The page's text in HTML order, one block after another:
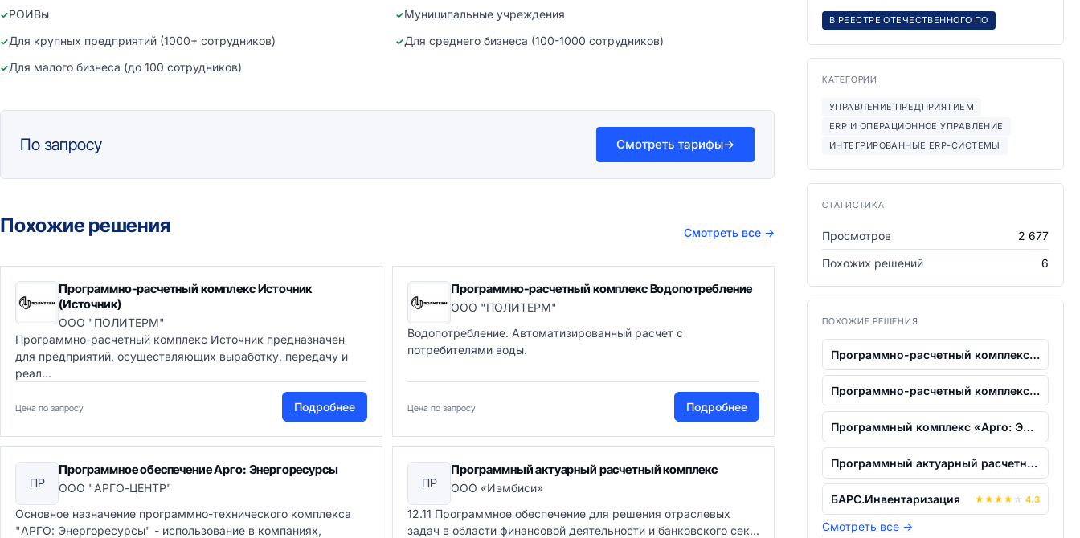
РОИВы
Муниципальные учреждения
Для крупных предприятий (1000+ сотрудников)
Для среднего бизнеса (100-1000 сотрудников)
Для малого бизнеса (до 100 сотрудников)
По запросу Смотреть тарифы→
Похожие решения Смотреть все →
Программно-расчетный комплекс Источник
(Источник)
ООО "ПОЛИТЕРМ"
Программно-расчетный комплекс Источник предназначен
для предприятий, осуществляющих выработку, передачу и
реал...
Цена по запросу Подробнее
Программно-расчетный комплекс Водопотребление
ООО "ПОЛИТЕРМ"
Водопотребление. Автоматизированный расчет с
потребителями воды.
Цена по запросу Подробнее
ПР
Программное обеспечение Арго: Энергоресурсы
ООО "АРГО-ЦЕНТР"
Основное назначение программно-технического комплекса
"АРГО: Энергоресурсы" - использование в компаниях,
ПР
Программный актуарный расчетный комплекс
ООО «Иэмбиси»
12.11 Программное обеспечение для решения отраслевых
задач в области финансовой деятельности и банковского сек...
В РЕЕСТРЕ ОТЕЧЕСТВЕННОГО ПО
КАТЕГОРИИ
УПРАВЛЕНИЕ ПРЕДПРИЯТИЕМ
ERP И ОПЕРАЦИОННОЕ УПРАВЛЕНИЕ
ИНТЕГРИРОВАННЫЕ ERP-СИСТЕМЫ
СТАТИСТИКА
Просмотров
2 677
Похожих решений
6
ПОХОЖИЕ РЕШЕНИЯ
Программно-расчетный комплекс "Источни...
Программно-расчетный комплекс "Водопот...
Программный комплекс «Арго: Энергоресу...
Программный актуарный расчетный компле...
БАРС.Инвентаризация ★ ★ ★ ★ ☆ 4.3
Смотреть все →